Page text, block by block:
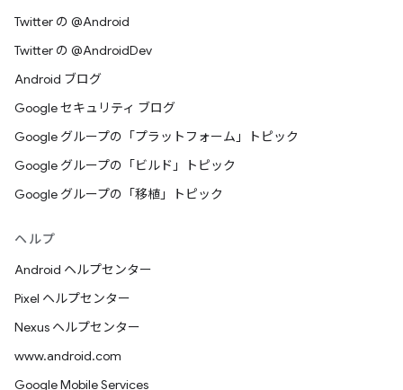
Twitter の @Android
Twitter の @AndroidDev
Android ブログ
Google セキュリティ ブログ
Google グループの「プラットフォーム」トピック
Google グループの「ビルド」トピック
Google グループの「移植」トピック
ヘルプ
Android ヘルプセンター
Pixel ヘルプセンター
Nexus ヘルプセンター
www.android.com
Google Mobile Services